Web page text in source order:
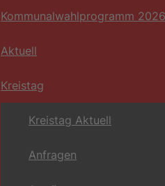
Kommunalwahlprogramm 2026
Aktuell
Kreistag
Kreistag Aktuell
Anfragen